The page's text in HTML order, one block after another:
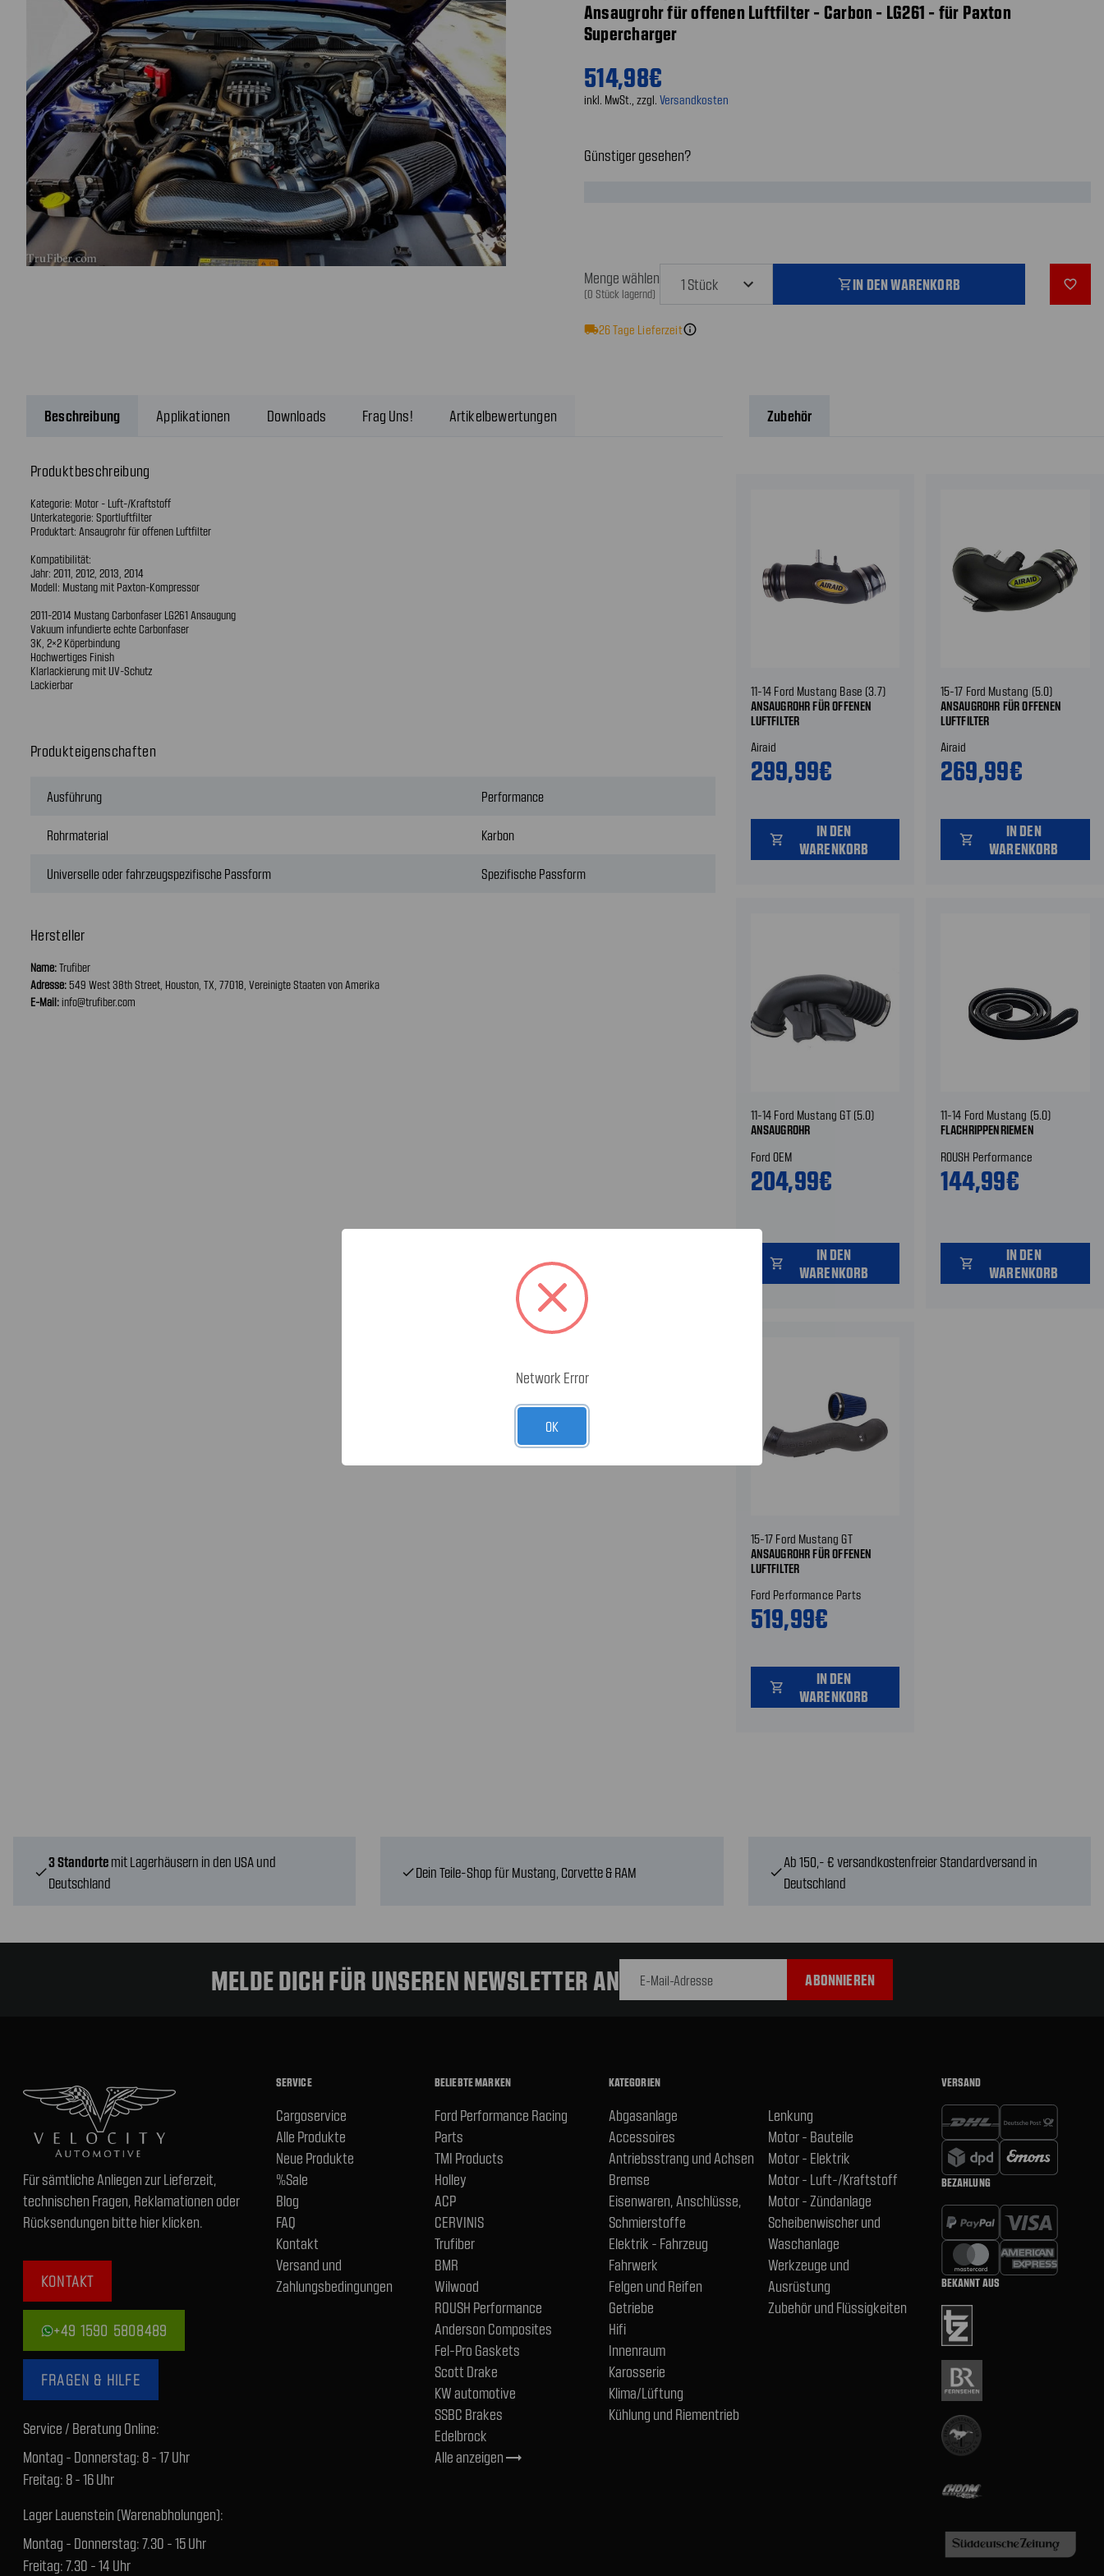
Ansaugrohr für offenen Luftfilter - Carbon - LG261 - für Paxton
Supercharger
514,98€
inkl. MwSt., zzgl. Versandkosten
Günstiger gesehen?
Menge wählen
(0 Stück lagernd)
shopping_cartIN DEN WARENKORB favorite_outline
local_shipping26Tage Lieferzeitinfo
Beschreibung Applikationen Downloads Frag Uns! Artikelbewertungen
Produktbeschreibung
Kategorie: Motor - Luft-/Kraftstoff
Unterkategorie: Sportluftfilter
Produktart: Ansaugrohr für offenen Luftfilter
Kompatibilität:
Jahr: 2011, 2012, 2013, 2014
Modell: Mustang mit Paxton-Kompressor
2011-2014 Mustang Carbonfaser LG261 Ansaugung
Vakuum infundierte echte Carbonfaser
3K, 2×2 Köperbindung
Hochwertiges Finish
Klarlackierung mit UV-Schutz
Lackierbar
Produkteigenschaften
Ausführung Performance
Rohrmaterial Karbon
Universelle oder fahrzeugspezifische Passform Spezifische Passform
Hersteller
Name:Trufiber
Adresse:549 West 38th Street, Houston, TX, 77018, Vereinigte Staaten von Amerika
E-Mail:info@trufiber.com
Zubehör
11-14 Ford Mustang Base (3.7)
ANSAUGROHR FÜR OFFENEN
LUFTFILTER
Airaid
299,99€
shopping_cart
IN DEN
WARENKORB
15-17 Ford Mustang (5.0)
ANSAUGROHR FÜR OFFENEN
LUFTFILTER
Airaid
269,99€
shopping_cart
IN DEN
WARENKORB
11-14 Ford Mustang GT (5.0)
ANSAUGROHR
Ford OEM
204,99€
shopping_cart
IN DEN
WARENKORB
11-14 Ford Mustang (5.0)
FLACHRIPPENRIEMEN
ROUSH Performance
144,99€
shopping_cart
IN DEN
WARENKORB
15-17 Ford Mustang GT
ANSAUGROHR FÜR OFFENEN
LUFTFILTER
Ford Performance Parts
519,99€
shopping_cart
IN DEN
WARENKORB
check
3 Standorte mit Lagerhäusern in den USA und
Deutschland
checkDein Teile-Shop für Mustang, Corvette & RAM check
Ab 150,- € versandkostenfreier Standardversand in
Deutschland
MELDE DICH FÜR UNSEREN NEWSLETTER AN
Für sämtliche Anliegen zur Lieferzeit,
technischen Fragen, Reklamationen oder
Rücksendungen bitte hier klicken.
KONTAKT
+49 1590 5808489
FRAGEN & HILFE
Service / Beratung Online:
Montag - Donnerstag: 8 - 17 Uhr
Freitag: 8 - 16 Uhr
Lager Lauenstein (Warenabholungen):
Montag - Donnerstag: 7.30 - 15 Uhr
Freitag: 7.30 - 14 Uhr
SERVICE
Cargoservice
Alle Produkte
Neue Produkte
%Sale
Blog
FAQ
Kontakt
Versand und
Zahlungsbedingungen
BELIEBTE MARKEN
Ford Performance Racing
Parts
TMI Products
Holley
ACP
CERVINIS
Trufiber
BMR
Wilwood
ROUSH Performance
Anderson Composites
Fel-Pro Gaskets
Scott Drake
KW automotive
SSBC Brakes
Edelbrock
Alle anzeigentrending_flat
KATEGORIEN
Abgasanlage
Accessoires
Antriebsstrang und Achsen
Bremse
Eisenwaren, Anschlüsse,
Schmierstoffe
Elektrik - Fahrzeug
Fahrwerk
Felgen und Reifen
Getriebe
Hifi
Innenraum
Karosserie
Klima/Lüftung
Kühlung und Riementrieb
Lenkung
Motor - Bauteile
Motor - Elektrik
Motor - Luft-/Kraftstoff
Motor - Zündanlage
Scheibenwischer und
Waschanlage
Werkzeuge und
Ausrüstung
Zubehör und Flüssigkeiten
VERSAND
BEZAHLUNG
BEKANNT AUS
Network Error
OK